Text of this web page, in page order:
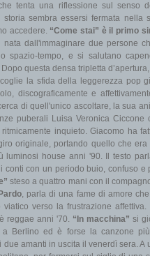
tenta una riflessione sul senso
sembra essersi fermata nella
accedere. “Come stai” è il primo
nata dall'immaginare due persone
spazio-tempo, e si salutano
questa densa tripletta
coglie la sfida della leggerezza pop
discograficamente e
di quell'unico ascoltare, la sua
puberali Luisa Veronica Ciccone
inquieto. Giacomo ha
originale, portando quello che
luminosi house anni '90. Il testo
conti con un periodo buio, confuso
steso a quattro mani con il
, parla di una fame di amore
verso la frustrazione
reggae anni '70. “In macchina” si
a Berlino ed è forse la canzone
amanti in uscita il venerdì sera. A